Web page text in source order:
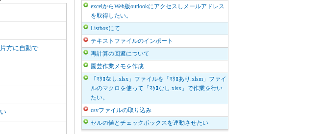
方に自動で
excelからWeb版outlookにアクセスしメールアドレス
を取得したい。
Listboxにて
テキストファイルのインポート
再計算の回避について
園芸作業メモを作成
「ﾏｸﾛなし.xlsx」ファイルを「ﾏｸﾛあり.xlsm」ファイ
ルのマクロを使って「ﾏｸﾛなし.xlsx」で作業を行い
たい。
csvファイルの取り込み
セルの値とチェックボックスを連動させたい